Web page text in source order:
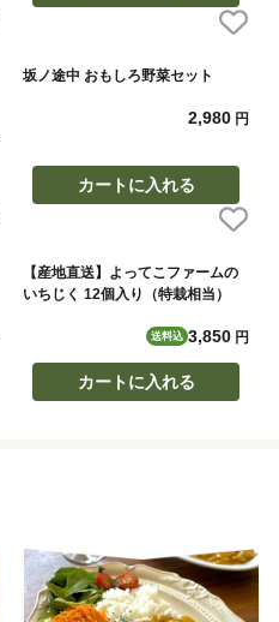
坂ノ途中 おもしろ野菜セット
2,980 円
カートに入れる
【産地直送】よってこファームの
いちじく 12個入り（特栽相当）
送料込 3,850 円
カートに入れる